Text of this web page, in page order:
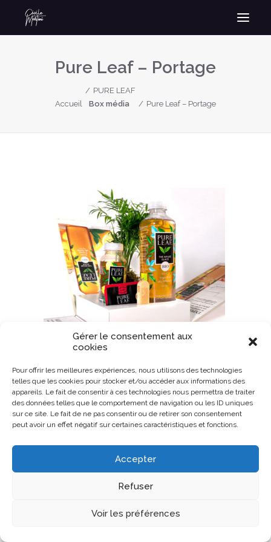
Gérer le consentement aux
cookies
Pour offrir les meilleures expériences, nous utilisons des technologies
telles que les cookies pour stocker et/ou accéder aux informations des
appareils. Le fait de consentir à ces technologies nous permettra de traiter
des données telles que le comportement de navigation ou les ID uniques
sur ce site. Le fait de ne pas consentir ou de retirer son consentement
peut avoir un effet négatif sur certaines caractéristiques et fonctions.
Accepter
Refuser
Voir les préférences
Pure Leaf – Portage
Accueil
PURE LEAF
Box média
Pure Leaf – Portage